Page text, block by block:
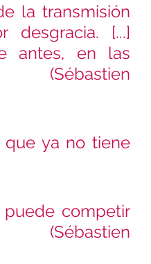
la transmisión
desgracia. [...]
antes, en las
(Sébastien
ya no tiene
competir
(Sébastien